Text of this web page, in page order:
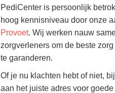
PediCenter is persoonlijk
hoog kennisniveau door onze
Provoet. Wij werken nauw
zorgverleners om de beste
te garanderen.
Of je nu klachten hebt of niet,
aan het juiste adres voor